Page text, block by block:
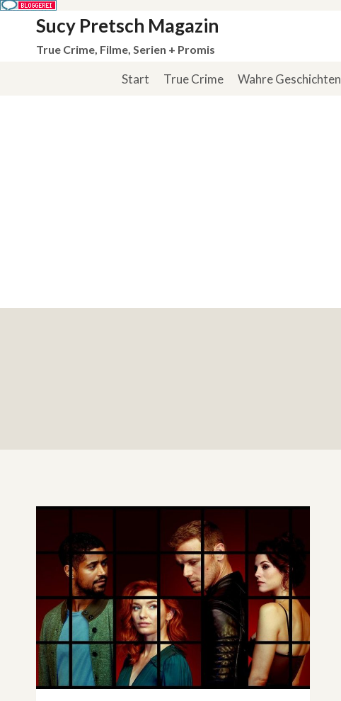
springen
Sucy Pretsch Magazin
True Crime, Filme, Serien + Promis
Start True Crime Wahre Geschichten